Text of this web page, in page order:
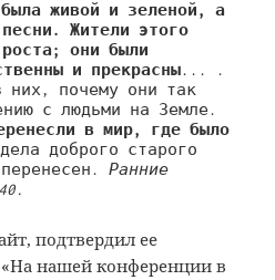
живой и зеленой, а
Жители этого
они были
и прекрасны... .
них, почему они так
с людьми на Земле.
в мир, где было
доброго старого
перенесен. Ранние
подтвердил ее
нашей конференции в